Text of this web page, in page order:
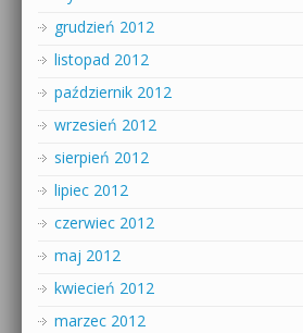
grudzień 2012
listopad 2012
październik 2012
wrzesień 2012
sierpień 2012
lipiec 2012
czerwiec 2012
maj 2012
kwiecień 2012
marzec 2012